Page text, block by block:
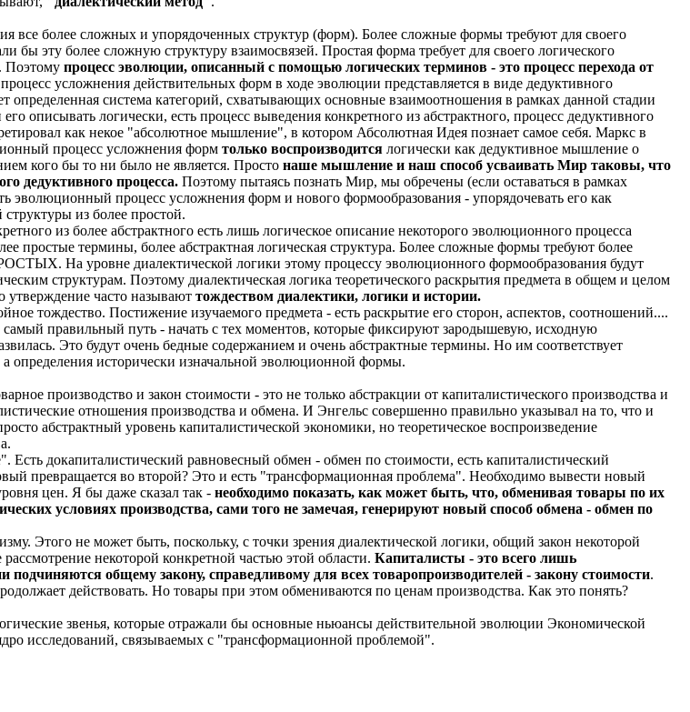
все более сложных и упорядоченных структур (форм). Более сложные формы требуют для своего
бы эту более сложную структуру взаимосвязей. Простая форма требует для своего логического
Поэтому процесс эволюции, описанный с помощью логических терминов - это процесс перехода от
процесс усложнения действительных форм в ходе эволюции представляется в виде дедуктивного
определенная система категорий, схватывающих основные взаимоотношения в рамках данной стадии
описывать логически, есть процесс выведения конкретного из абстрактного, процесс дедуктивного
как некое "абсолютное мышление", в котором Абсолютная Идея познает самое себя. Маркс в
процесс усложнения форм только воспроизводится логически как дедуктивное мышление о
кого бы то ни было не является. Просто наше мышление и наш способ усваивать Мир таковы, что
дедуктивного процесса. Поэтому пытаясь познать Мир, мы обречены (если оставаться в рамках
эволюционный процесс усложнения форм и нового формообразования - упорядочевать его как
из более простой.
из более абстрактного есть лишь логическое описание некоторого эволюционного процесса
простые термины, более абстрактная логическая структура. Более сложные формы требуют более
На уровне диалектической логики этому процессу эволюционного формообразования будут
структурам. Поэтому диалектическая логика теоретического раскрытия предмета в общем и целом
часто называют тождеством диалектики, логики и истории.
тождество. Постижение изучаемого предмета - есть раскрытие его сторон, аспектов, соотношений....
самый правильный путь - начать с тех моментов, которые фиксируют зародышевую, исходную
Это будут очень бедные содержанием и очень абстрактные термины. Но им соответствует
исторически изначальной эволюционной формы.
производство и закон стоимости - это не только абстракции от капиталистического производства и
отношения производства и обмена. И Энгельс совершенно правильно указывал на то, что и
абстрактный уровень капиталистической экономики, но теоретическое воспроизведение
докапиталистический равновесный обмен - обмен по стоимости, есть капиталистический
превращается во второй? Это и есть "трансформационная проблема". Необходимо вывести новый
цен. Я бы даже сказал так - необходимо показать, как может быть, что, обменивая товары по их
условиях производства, сами того не замечая, генерируют новый способ обмена - обмен по
Этого не может быть, поскольку, с точки зрения диалектической логики, общий закон некоторой
некоторой конкретной частью этой области. Капиталисты - это всего лишь
общему закону, справедливому для всех товаропроизводителей - закону стоимости.
действовать. Но товары при этом обмениваются по ценам производства. Как это понять?
звенья, которые отражали бы основные ньюансы действительной эволюции Экономической
исследований, связываемых с "трансформационной проблемой".